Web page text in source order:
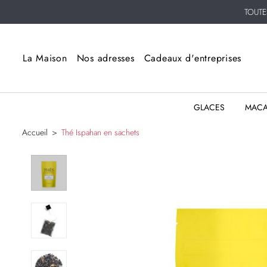
La Maison Nos adresses Cadeaux d'entreprises
GLACES
Accueil Thé Ispahan en sachets
Passer
galerie